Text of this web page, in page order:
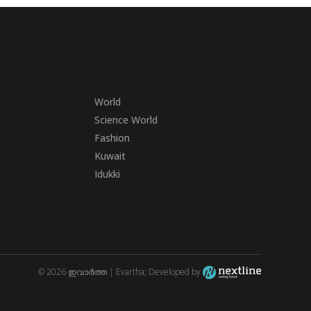
World
Science World
Fashion
Kuwait
Idukki
© 2026 ഇവാർത്ത | Evartha; Developed by